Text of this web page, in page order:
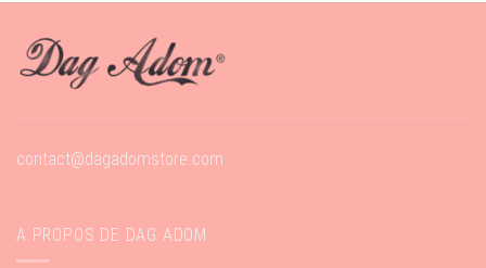
contact@dagadomstore.com
A PROPOS DE DAG ADOM